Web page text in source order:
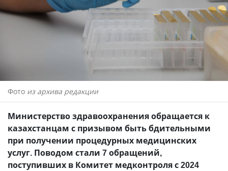
Фото из архива редакции
Министерство здравоохранения обращается к
казахстанцам с призывом быть бдительными
при получении процедурных медицинских
услуг. Поводом стали 7 обращений,
поступивших в Комитет медконтроля с 2024